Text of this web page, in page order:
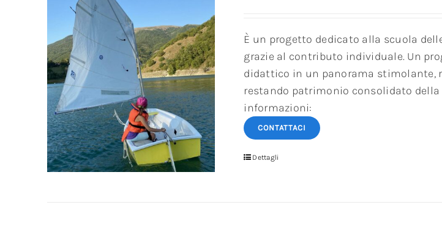
È un progetto dedicato alla scuola
grazie al contributo individuale. Un
didattico in un panorama stimolante,
restando patrimonio consolidato
informazioni:
CONTATTACI
Dettagli